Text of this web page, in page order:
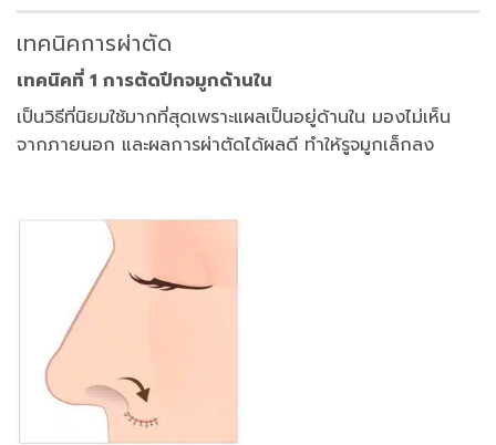
เทคนิคการผ่าตัด
เทคนิคที่ 1 การตัดปีกจมูกด้านใน
เป็นวิธีที่นิยมใช้มากที่สุดเพราะแผลเป็นอยู่ด้านใน มองไม่เห็น
จากภายนอก และผลการผ่าตัดได้ผลดี ทำให้รูจมูกเล็กลง